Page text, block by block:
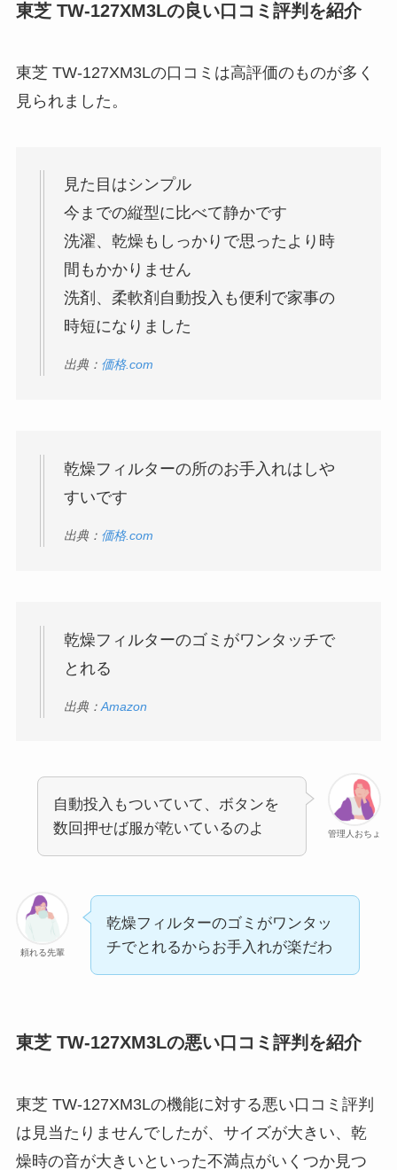
東芝 TW-127XM3Lの良い口コミ評判を紹介
東芝 TW-127XM3Lの口コミは高評価のものが多く
見られました。
見た目はシンプル
今までの縦型に比べて静かです
洗濯、乾燥もしっかりで思ったより時
間もかかりません
洗剤、柔軟剤自動投入も便利で家事の
時短になりました
出典： 価格.com
乾燥フィルターの所のお手入れはしや
すいです
出典： 価格.com
乾燥フィルターのゴミがワンタッチで
とれる
出典： Amazon
管理人おちょ
自動投入もついていて、ボタンを
数回押せば服が乾いているのよ
頼れる先輩
乾燥フィルターのゴミがワンタッ
チでとれるからお手入れが楽だわ
東芝 TW-127XM3Lの悪い口コミ評判を紹介
東芝 TW-127XM3Lの機能に対する悪い口コミ評判
は見当たりませんでしたが、サイズが大きい、乾
燥時の音が大きいといった不満点がいくつか見つ